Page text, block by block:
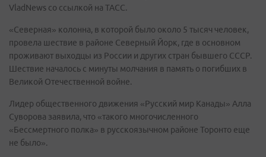
VladNews со ссылкой на ТАСС.
«Северная» колонна, в которой было около 5 тысяч человек,
провела шествие в районе Северный Йорк, где в основном
проживают выходцы из России и других стран бывшего СССР.
Шествие началось с минуты молчания в память о погибших в
Великой Отечественной войне.
Лидер общественного движения «Русский мир Канады» Алла
Суворова заявила, что «такого многочисленного
«Бессмертного полка» в русскоязычном районе Торонто еще
не было».